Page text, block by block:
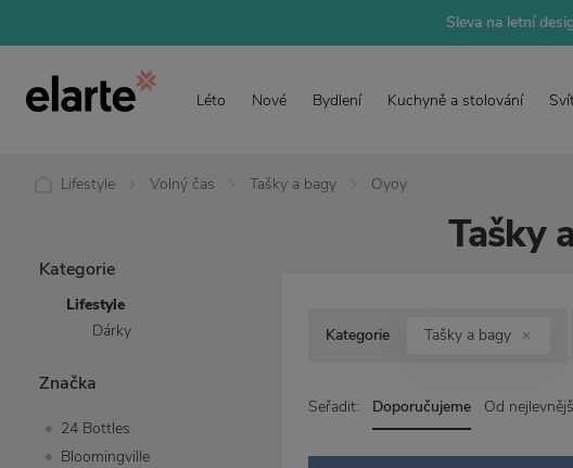
Sleva na letní
Léto Nové Bydlení Kuchyně a stolování
Lifestyle Volný čas Tašky a bagy Oyoy
Kategorie
Lifestyle
Dárky
Značka
24 Bottles
Bloomingville
Tašky
Kategorie Tašky a bagy
Seřadit: Doporučujeme Od